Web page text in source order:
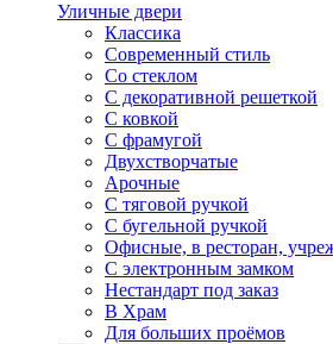
Уличные двери
Классика
Современный стиль
Со стеклом
С декоративной решеткой
С ковкой
С фрамугой
Двухстворчатые
Арочные
С тяговой ручкой
С бугельной ручкой
Офисные, в ресторан,
С электронным замком
Нестандарт под заказ
В Храм
Для больших проёмов